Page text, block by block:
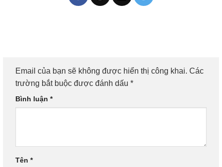
Email của bạn sẽ không được hiển thị công khai. Các
trường bắt buộc được đánh dấu *
Bình luận *
Tên *